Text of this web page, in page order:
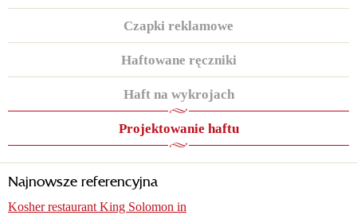
Czapki reklamowe
Haftowane ręczniki
Haft na wykrojach
Projektowanie haftu
Najnowsze referencyjna
Kosher restaurant King Solomon in